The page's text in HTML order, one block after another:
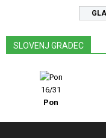
SLOVENJ GRADEC
16/31
Pon